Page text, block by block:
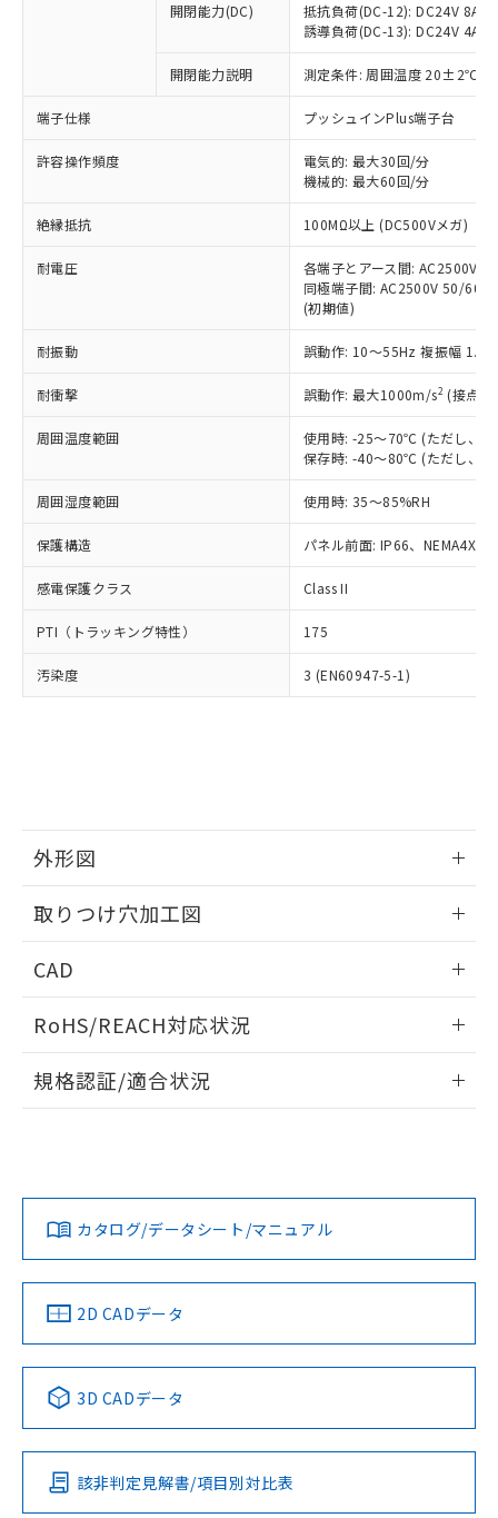
開閉能力(DC)
抵抗負荷(DC-12): DC24V 8A/
誘導負荷(DC-13): DC24V 4A/
開閉能力説明 測定条件: 周囲温度 20±2℃、
端子仕様 プッシュインPlus端子台
許容操作頻度
電気的: 最大30回/分
機械的: 最大60回/分
絶縁抵抗 100MΩ以上 (DC500Vメガ)
耐電圧
各端子とアース間: AC2500V
同極端子間: AC2500V 50/
(初期値)
耐振動 誤動作: 10～55Hz 複振幅
耐衝撃 誤動作: 最大1000m/s2 (接点
周囲温度範囲
使用時: -25～70℃ (ただし、氷
保存時: -40～80℃ (ただし、氷
周囲湿度範囲 使用時: 35～85%RH
保護構造 パネル前面: IP66、NEMA4X,
感電保護クラス Class II
PTI（トラッキング特性） 175
汚染度 3 (EN60947-5-1)
外形図
取りつけ穴加工図
CAD
ドすることができます。
ログイン/会員登録
ダウンロードデータをご利用いただく前に、以下を必ずお読
みください。
ソフトウェアの使用条件
RoHS/REACH対応状況
EU RoHS 注意事項・凡例
対応済み
中国 RoHS 注意事項・凡例
Pb Hg Cd Cr(VI)
O
規格認証/適合状況
カタログ/データシート/マニュアル
2D CADデータ
3D CADデータ
該非判定見解書/項目別対比表
以下の条件をお読みいただき、同意のうえ
ご利用ください。
本サービスは、当社制御機器事業取扱
商品の当社在庫状況および標準価格
(税抜)を提供させていただくもので
当社制御機器事業取扱商品の中には、
本サービスの対象外となる商品もある
ことをご了承ください。
在庫状況および標準価格照会結果は、
記載している更新日時点での社内デー
タに基づき作成されるものであり、閲
覧された時点での実際の在庫および標
準価格とは異なる場合があることをご
正式な納期状況および標準価格はお客
様のお取引先、またはお客様担当のオ
ムロン制御機器販売店・当社販売員に
オムロン制御機器販売店や当社販売拠
販売ネットワーク
」をご確認
在庫状況および標準価格結果を当社の
事前の承諾なく第三者に漏洩または開
示しないようお願いします。
マイパーツ機能（部品リスト作成サー
ビス）をご利用いただくには、I-Web
品・サービスに関するお客様との取
の共同利用に関して"
用者の範囲」に記載されている法人を
対応予定なし：EU RoHS指令（10物質）の
非含有に非対応の商品で、対応品を出す予
調査・確認中：EU RoHS指令（10物質）の
非含有の対応状況を調査中または確認中の
商品です。
非該当品：ライセンス料など無形物で、有
害物質有無と関係のない商品です。
仕入先様の事情により、非含有部品として
いたものが、含有品と判明した場合などや
むを得ず変更することがあります。
鉛(Pb) 1000ppm以下、 水銀(Hg) 1000ppm以下、 カド
六価クロム(Cr(Ⅵ)) 1000ppm以下、ポリ臭化ビフェニル
類(PBB) 1000ppm以下、ポリ臭化ジフェニルエーテル類
ルベンジル（BBP） 1000ppm以下、フタル酸ジブチル
（DBP） 1000ppm以下、フタル酸ジイソブチル
但し、RoHS指令で産業用監視および制御機器に対する
適用除外項目は除く。
フタル酸エステル類の４物質については閾値を超える意
図的な使用がないことを確認しています。
部品在庫の切り替え状況などにより、予定
月が前後することがあります。
EU RoHS指令（10物質）の非含有証明書
51物質の非含有証明書（当社基準）
※本証明書は発行日時点で非含有を証明す
物質の対応では、対応完了までの期間は出
荷製品に未対応品が混在することから備考
欄に対応日を記載しておりました。
既に当社にて対応品への在庫切替を完了
「○」：最大均質材料含有率が中国RoHSの
基準値以下であることを示します。
「×」：最大均質材料含有率が中国RoHSの
基準値を超えていることを示します。
「－」：未確認です。当社販売部門へお問
*中国RoHS10物質の基準値 (GB/T26572)：
Pb(鉛) :1000ppm、 Hg(水銀) : 1000ppm、 Cd(カドミウ
Cr(Ⅵ)(六価クロム) : 1000ppm、 PBBs(ポリ臭化ビフェ
ニル類) : 1000ppm、 PBDEs(ポリ臭化ジフェニルエーテ
ル類) : 1000ppm、
DBP(フタル酸ジブチル) : 1000ppm、 DIBP(フタル酸ジ
イソブチル) : 1000ppm、 BBP(フタル酸ブチルベンジ
DEHP(フタル酸ビス(2-エチルヘキシル)) : 1000ppm
「ｅ」：有害物質（10物質）のすべてが基
準値以下であることを示します。
「10」：通常の使用状況下において有害物
質が外部に漏えいし、環境に深刻な影響を
及ぼさない年数を意味します。
当社は、これら貴社製品のうち、外国
為替および外国貿易法に定める商品
（以下｢規制貨物等」という）を輸出
または国外への提供する場合は、日本
国政府の輸出許可(または役務取引許
可)を取得するなどの必要な手続きを
当社は規制貨物を破棄する場合は、完
全に破砕するなど、違法に輸出されな
いよう必要な手段を講じます。
当社は貴社製品を、核兵器、ミサイ
ル、化学兵器、生物兵器またはその他
武器並びにこれらの製造装置等に一切
当社は、貴社製品を第三者に販売する
場合は、上記1、2および3の内容を当
該第三者に通知します。また当社は、
販売先および販売に係わる関係者が違
法に輸出するおそれがある場合は、取
り引きをいたしません。
一定数以上の在庫あり
一定数には満たないが在庫あり
在庫なし(最新の在庫状況につ
いては、お客様のお取引先、ま
たはお客様担当のオムロン制御
機器販売店・当社販売員にご確
受注生産機種、また在庫状況の
情報を公開していない機種